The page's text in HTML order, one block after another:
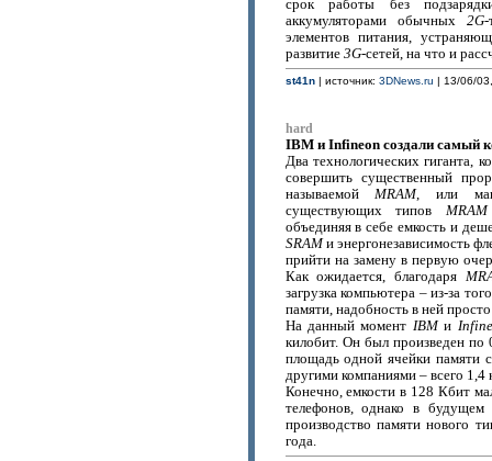
срок работы без
аккумуляторами обычных 2G-
элементов питания,
развитие 3G-сетей, на что и
st41n| источник: 3DNews.ru | 13/06/
hard
IBM и Infineon создали самый
Два технологических гиганта,
совершить существенный
называемойMRAM, или
существующих типов MRAM
объединяя в себе емкость и
SRAMи энергонезависимость
прийти на замену в первую
Как ожидается, благодаря
загрузка компьютера – из-за
памяти, надобность в ней просто
На данный момент IBMи
килобит. Он был произведен
площадь одной ячейки памяти
другими компаниями – всего 1,4
Конечно, емкости в 128 Кбит
телефонов, однако в будущем
производство памяти нового
года.